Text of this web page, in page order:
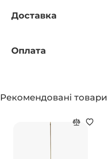
Доставка
Оплата
Рекомендовані товари